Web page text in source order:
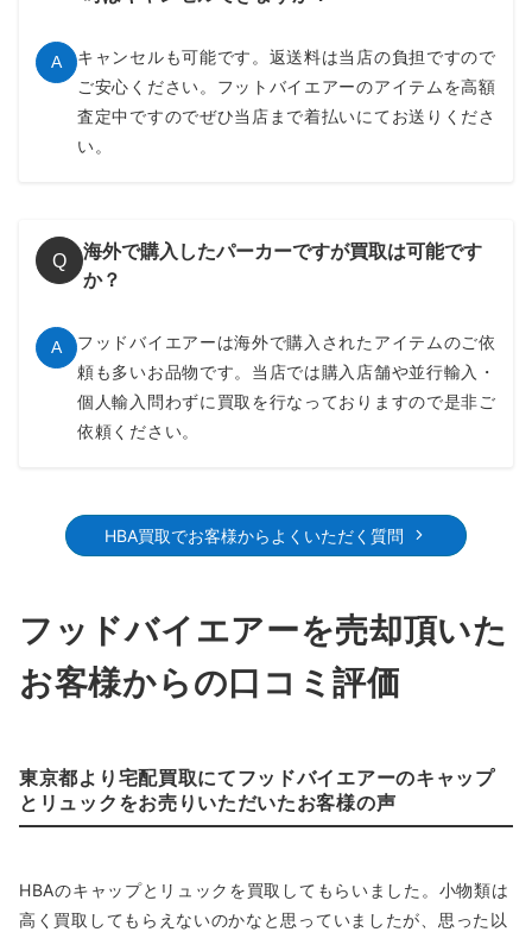
A
キャンセルも可能です。返送料は当店の負担ですので
ご安心ください。フットバイエアーのアイテムを高額
査定中ですのでぜひ当店まで着払いにてお送りくださ
い。
Q
海外で購入したパーカーですが買取は可能です
か？
A
フッドバイエアーは海外で購入されたアイテムのご依
頼も多いお品物です。当店では購入店舗や並行輸入・
個人輸入問わずに買取を行なっておりますので是非ご
依頼ください。
HBA買取でお客様からよくいただく質問
フッドバイエアーを売却頂いた
お客様からの口コミ評価
東京都より宅配買取にてフッドバイエアーのキャップ
とリュックをお売りいただいたお客様の声
HBAのキャップとリュックを買取してもらいました。小物類は
高く買取してもらえないのかなと思っていましたが、思った以